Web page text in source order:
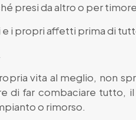
presi da altro o per timore
e i propri affetti prima di
vita al meglio, non
di far combaciare tutto, il
o rimorso.